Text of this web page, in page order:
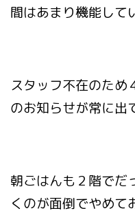
間はあまり機能して
スタッフ不在のため
のお知らせが常に出
朝ごはんも２階でだ
くのが面倒でやめて